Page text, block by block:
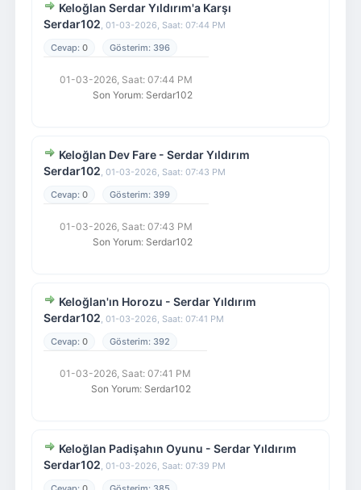
Keloğlan Serdar Yıldırım'a Karşı
Serdar102, 01-03-2026, Saat: 07:44 PM
0
396
01-03-2026, Saat: 07:44 PM
Son Yorum: Serdar102
Keloğlan Dev Fare - Serdar Yıldırım
Serdar102, 01-03-2026, Saat: 07:43 PM
0
399
01-03-2026, Saat: 07:43 PM
Son Yorum: Serdar102
Keloğlan'ın Horozu - Serdar Yıldırım
Serdar102, 01-03-2026, Saat: 07:41 PM
0
392
01-03-2026, Saat: 07:41 PM
Son Yorum: Serdar102
Keloğlan Padişahın Oyunu - Serdar Yıldırım
Serdar102, 01-03-2026, Saat: 07:39 PM